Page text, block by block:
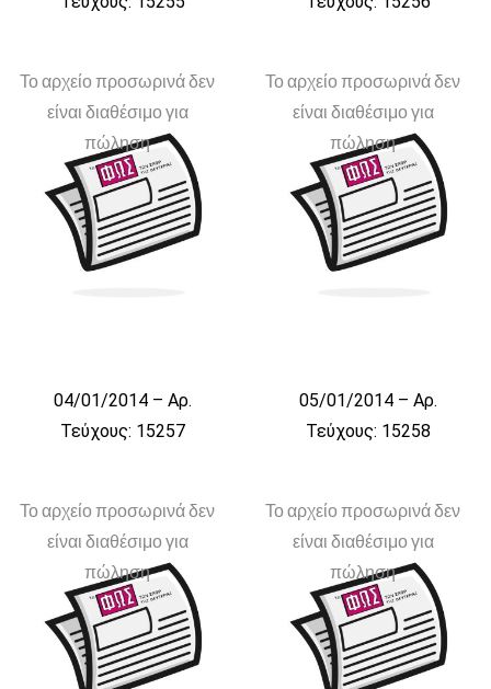
Το αρχείο προσωρινά δεν
είναι διαθέσιμο για
πώληση
04/01/2014 – Αρ.
Τεύχους: 15257
Το αρχείο προσωρινά δεν
είναι διαθέσιμο για
πώληση
05/01/2014 – Αρ.
Τεύχους: 15258
Το αρχείο προσωρινά δεν
είναι διαθέσιμο για
πώληση
Το αρχείο προσωρινά δεν
είναι διαθέσιμο για
πώληση